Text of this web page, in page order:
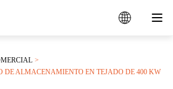
DE ALMACENAMIENTO EN TEJADO DE 400 KW